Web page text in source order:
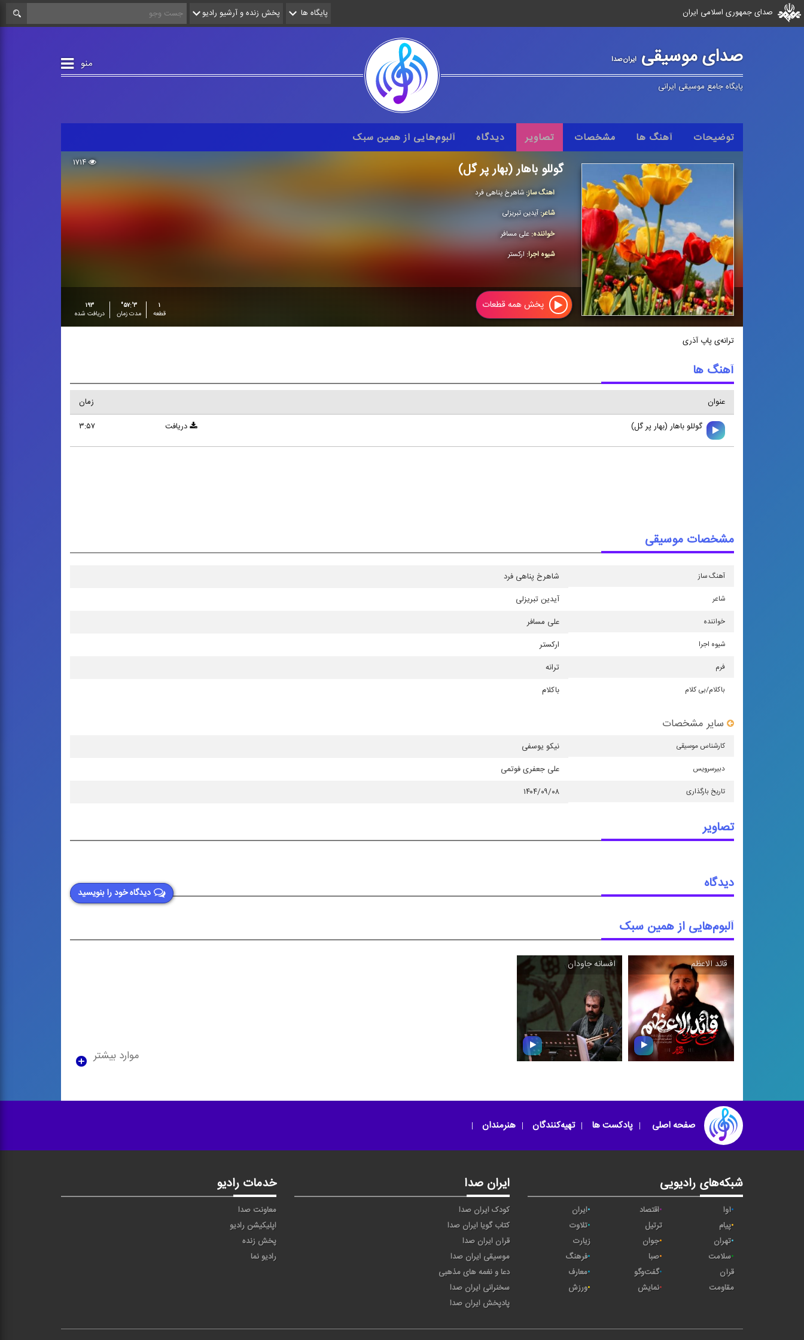
صدای جمهوری اسلامی ایران پایگاه ها پخش زنده و آرشیو رادیو
صدای موسیقیایران‌صدا منو
پایگاه جامع موسیقی ایرانی
توضیحات آهنگ ها مشخصات تصاویر دیدگاه آلبوم‌هایی از همین سبک
۱۷۱۴ گوللو باهار (بهار پر گل)
آهنگ ساز: شاهرخ پناهی فرد
شاعر: آیدین تبریزلی
خواننده:علی مسافر
شیوه اجرا: اركستر
۱
قطعه
۳':۵۷"
مدت زمان
۱۹۳
دریافت شده
پخش همه قطعات
ترانه‌ی پاپ آذری
آهنگ ها
عنوان
زمان
گوللو باهار (بهار پر گل)
۳:۵۷ دریافت
مشخصات موسیقی
آهنگ ساز شاهرخ پناهی فرد
شاعر آیدین تبریزلی
خواننده علی مسافر
شیوه اجرا اركستر
فرم ترانه
باكلام/بی كلام باکلام
سایر مشخصات
كارشناس موسیقی نیکو یوسفی
دبیرسرویس علی جعفری فوتمی
تاریخ بارگذاری ۱۴۰۴/۰۹/۰۸
تصاویر
دیدگاه خود را بنویسید
دیدگاه
آلبوم‌هایی از همین سبک
قائد الاعظم\
قائد الاعظم
افسانه جاودان\
افسانه جاودان
موارد بیشتر
صفحه اصلی پادکست ها تهیه‌کنندگان هنرمندان
شبکه‌های رادیویی
آوا اقتصاد
ایران
پیام
ترتیل
تلاوت
تهران
جوان
زیارت
سلامت
صبا
فرهنگ
قرآن
گفت‌وگو
معارف
مقاومت
نمایش ورزش
ایران صدا
کودک ایران صدا
کتاب گویا ایران صدا
قرآن ایران صدا
موسیقی ایران صدا
دعا و نغمه های مذهبی
سخنرانی ایران صدا
پادپخش ایران صدا
خدمات رادیو
معاونت صدا
اپلیکیشن رادیو
پخش زنده
رادیو نما